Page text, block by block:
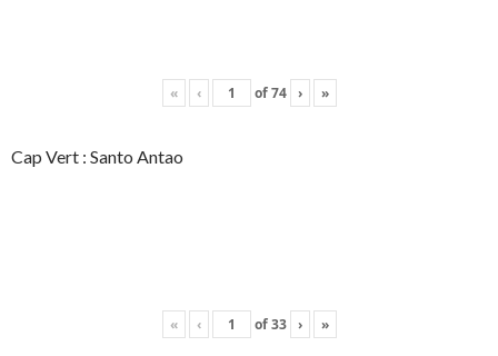
« ‹ of74 › »
Cap Vert : Santo Antao
« ‹ of33 › »